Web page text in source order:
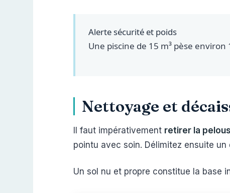
Alerte sécurité et poids
Une piscine de 15 m³ pèse
Nettoyage et
Il faut impérativement retirer la
pointu avec soin. Délimitez ensuite
Un sol nu et propre constitue la base